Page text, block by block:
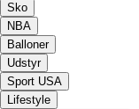
Sko
NBA
Balloner
Udstyr
Sport USA
Lifestyle